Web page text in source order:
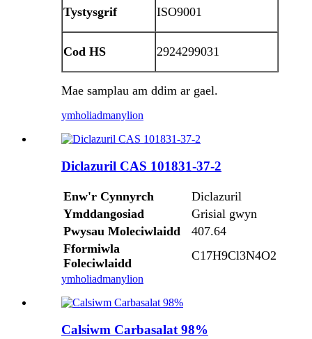
Tystysgrif ISO9001
Cod HS 2924299031
Mae samplau am ddim ar gael.
ymholiadmanylion
Diclazuril CAS 101831-37-2
Enw'r Cynnyrch
Diclazuril
Ymddangosiad
Grisial gwyn
Pwysau Moleciwlaidd
407.64
Fformiwla
Foleciwlaidd
C17H9Cl3N4O2
ymholiadmanylion
Calsiwm Carbasalat 98%